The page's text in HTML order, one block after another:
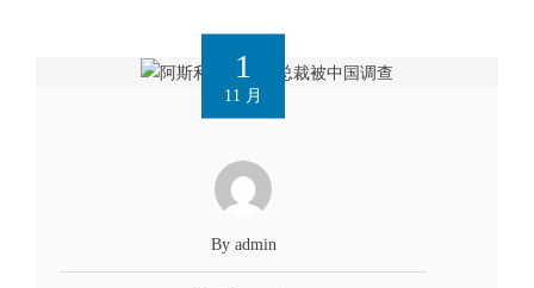
1
11 月
By admin